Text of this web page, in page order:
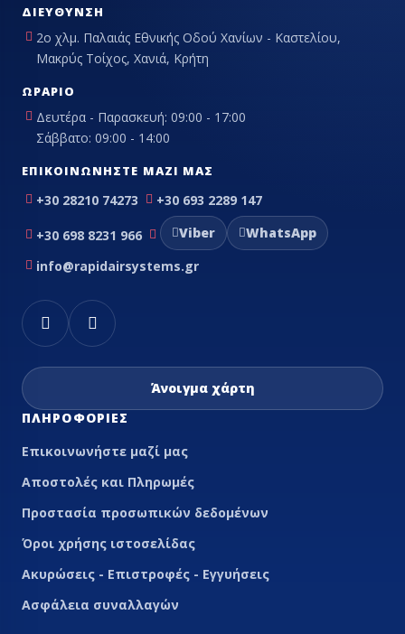
ΔΙΕΎΘΥΝΣΗ
2ο χλμ. Παλαιάς Εθνικής Οδού Χανίων - Καστελίου,
Μακρύς Τοίχος, Χανιά, Κρήτη
ΩΡΆΡΙΟ
Δευτέρα - Παρασκευή: 09:00 - 17:00
Σάββατο: 09:00 - 14:00
ΕΠΙΚΟΙΝΩΝΉΣΤΕ ΜΑΖΊ ΜΑΣ
+30 28210 74273 +30 693 2289 147
+30 698 8231 966 Viber
WhatsApp
info@rapidairsystems.gr
Άνοιγμα χάρτη
ΠΛΗΡΟΦΟΡΊΕΣ
Επικοινωνήστε μαζί μας
Αποστολές και Πληρωμές
Προστασία προσωπικών δεδομένων
Όροι χρήσης ιστοσελίδας
Ακυρώσεις - Επιστροφές - Εγγυήσεις
Ασφάλεια συναλλαγών